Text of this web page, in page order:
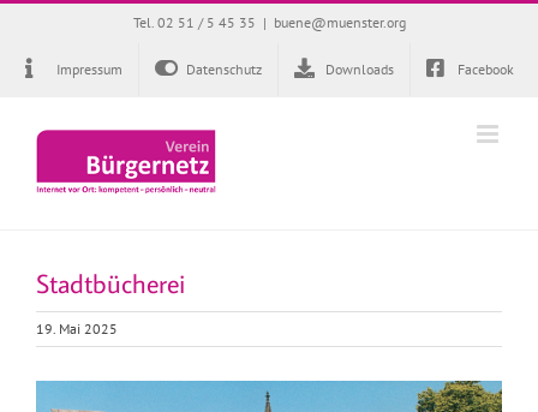
Zum
springen
Tel. 02 51 / 5 45 35 | buene@muenster.org
Impressum Datenschutz Downloads Facebook
Stadtbücherei
19. Mai 2025